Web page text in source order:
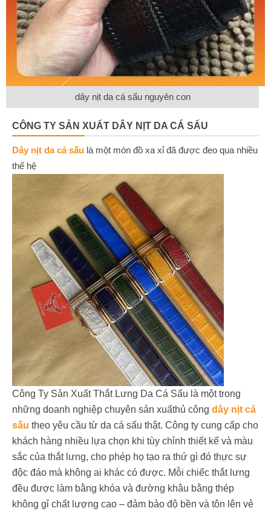
dây nịt da cá sấu nguyên con
CÔNG TY SẢN XUẤT DÂY NỊT DA CÁ SẤU
Dây nịt da cá sấu là một món đồ xa xỉ đã được đeo qua nhiều
thế hệ
Công Ty Sản Xuất Thắt Lưng Da Cá Sấu là một trong
những doanh nghiệp chuyên sản xuấthủ công dây nịt cá
sấu theo yêu cầu từ da cá sấu thật. Công ty cung cấp cho
khách hàng nhiều lựa chọn khi tùy chỉnh thiết kế và màu
sắc của thắt lưng, cho phép họ tạo ra thứ gì đó thực sự
độc đáo mà không ai khác có được. Mỗi chiếc thắt lưng
đều được làm bằng khóa và đường khâu bằng thép
không gỉ chất lượng cao – đảm bảo độ bền và tôn lên vẻ